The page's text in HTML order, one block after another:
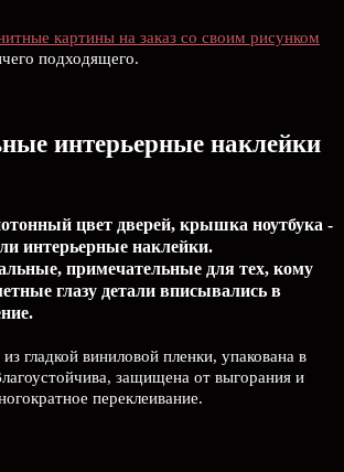
картины на заказ со своим рисунком
подходящего.
интерьерные наклейки
цвет дверей, крышка ноутбука -
интерьерные наклейки.
примечательные для тех, кому
глазу детали вписывались в
гладкой виниловой пленки, упакована в
защищена от выгорания и
переклеивание.